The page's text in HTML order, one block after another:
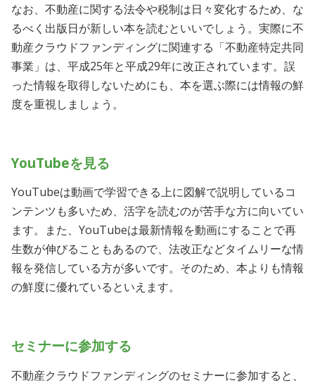
なお、不動産に関する法令や税制は日々変化するため、な
るべく出版日が新しい本を読むといいでしょう。実際に不
動産クラウドファンディングに関連する「不動産特定共同
事業」は、平成25年と平成29年に改正されています。誤
った情報を取得しないためにも、本を選ぶ際には情報の鮮
度を重視しましょう。
YouTubeを見る
YouTubeは動画で学習できる上に図解で説明しているコ
ンテンツも多いため、活字を読むのが苦手な方に向いてい
ます。また、YouTubeは最新情報を動画にすることで再
生数が伸びることもあるので、法改正などタイムリーな情
報を発信している方が多いです。そのため、本よりも情報
の鮮度に優れているといえます。
セミナーに参加する
不動産クラウドファンディングのセミナーに参加すると、